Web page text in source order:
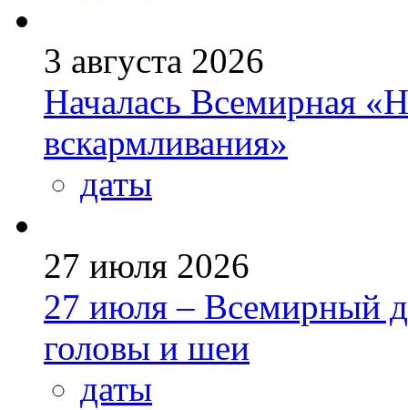
3 августа 2026
Началась Всемирная
вскармливания»
даты
27 июля 2026
27 июля – Всемирный
головы и шеи
даты